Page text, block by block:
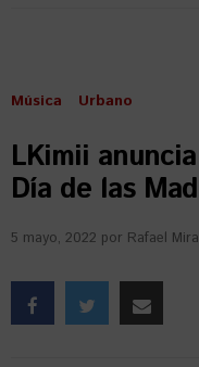
Música Urbano
LKimii
Día de las
5 mayo, 2022 por Rafael